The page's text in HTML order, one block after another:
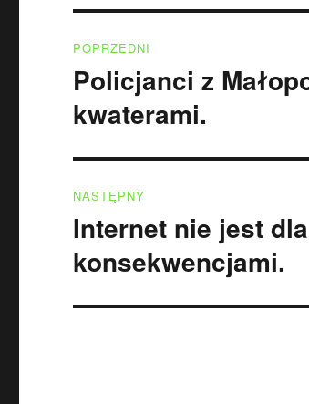
wpisu
POPRZEDNI
Poprzedni
wpis:
Policjanci z
kwaterami.
NASTĘPNY
Następny
wpis:
Internet nie jest
konsekwencjami.